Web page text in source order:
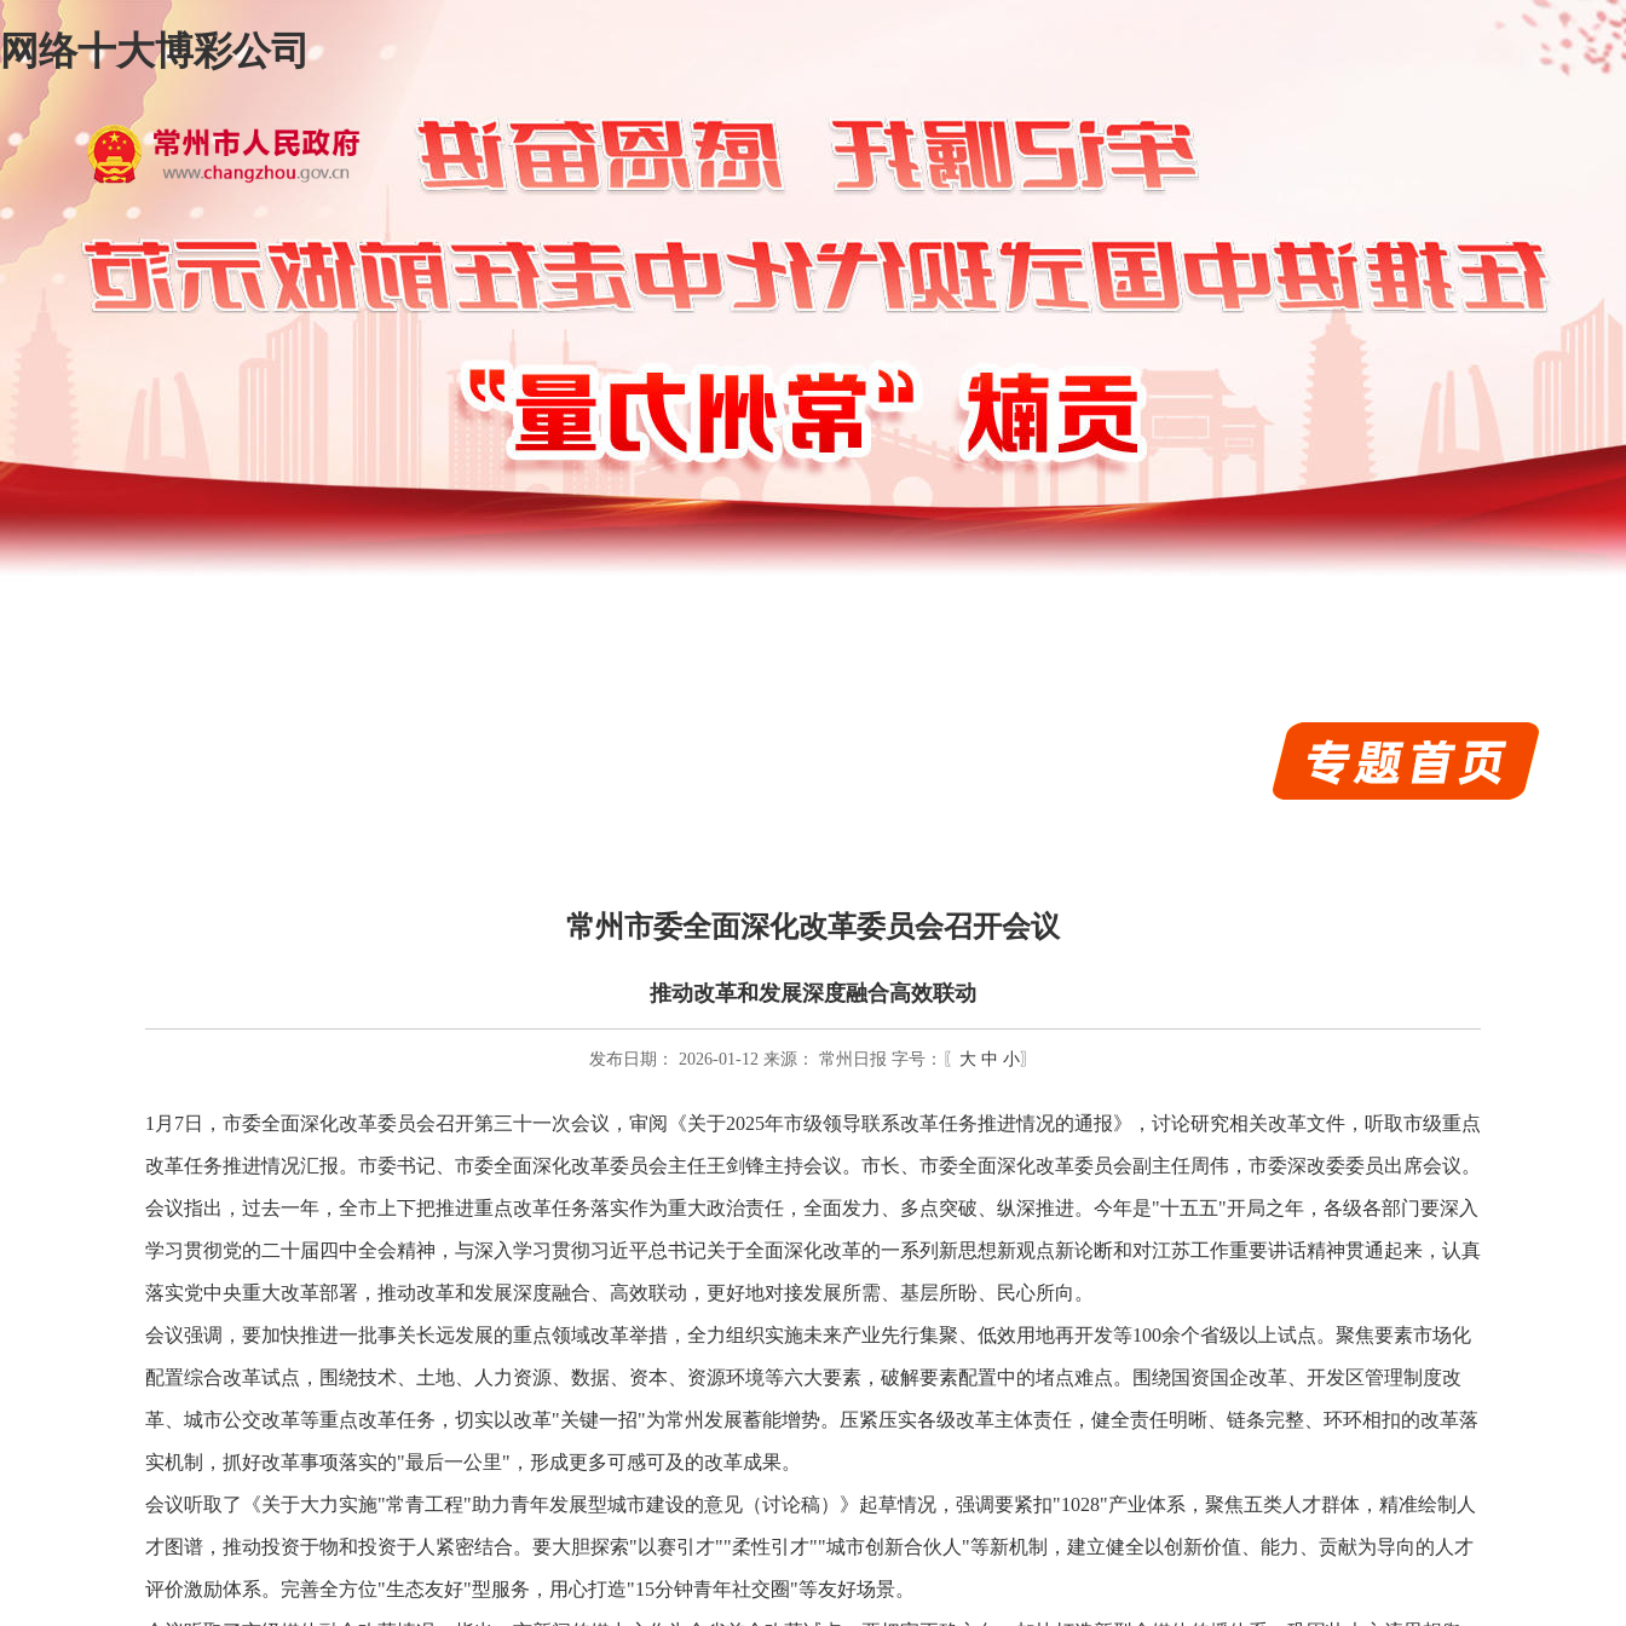
网络十大博彩公司
常州市委全面深化改革委员会召开会议
推动改革和发展深度融合高效联动
发布日期： 2026-01-12 来源： 常州日报 字号：〖 大 中 小〗
1月7日，市委全面深化改革委员会召开第三十一次会议，审阅《关于2025年市级领导联系改革任务推进情况的通报》，讨论研究相关改革文件，听取市级重点
改革任务推进情况汇报。市委书记、市委全面深化改革委员会主任王剑锋主持会议。市长、市委全面深化改革委员会副主任周伟，市委深改委委员出席会议。
会议指出，过去一年，全市上下把推进重点改革任务落实作为重大政治责任，全面发力、多点突破、纵深推进。今年是"十五五"开局之年，各级各部门要深入
学习贯彻党的二十届四中全会精神，与深入学习贯彻习近平总书记关于全面深化改革的一系列新思想新观点新论断和对江苏工作重要讲话精神贯通起来，认真
落实党中央重大改革部署，推动改革和发展深度融合、高效联动，更好地对接发展所需、基层所盼、民心所向。
会议强调，要加快推进一批事关长远发展的重点领域改革举措，全力组织实施未来产业先行集聚、低效用地再开发等100余个省级以上试点。聚焦要素市场化
配置综合改革试点，围绕技术、土地、人力资源、数据、资本、资源环境等六大要素，破解要素配置中的堵点难点。围绕国资国企改革、开发区管理制度改
革、城市公交改革等重点改革任务，切实以改革"关键一招"为常州发展蓄能增势。压紧压实各级改革主体责任，健全责任明晰、链条完整、环环相扣的改革落
实机制，抓好改革事项落实的"最后一公里"，形成更多可感可及的改革成果。
会议听取了《关于大力实施"常青工程"助力青年发展型城市建设的意见（讨论稿）》起草情况，强调要紧扣"1028"产业体系，聚焦五类人才群体，精准绘制人
才图谱，推动投资于物和投资于人紧密结合。要大胆探索"以赛引才""柔性引才""城市创新合伙人"等新机制，建立健全以创新价值、能力、贡献为导向的人才
评价激励体系。完善全方位"生态友好"型服务，用心打造"15分钟青年社交圈"等友好场景。